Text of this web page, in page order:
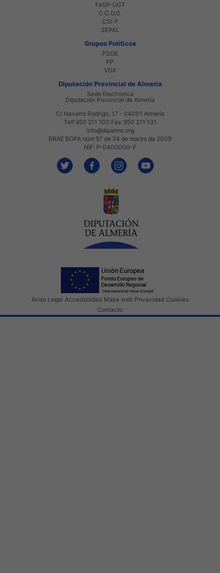
FeSP-UGT
C.C.O.O.
CSI-F
SEPAL
Grupos Políticos
PSOE
PP
VOX
Diputación Provincial de Almería
Sede Electrónica
Diputación Provincial de Almería
C/ Navarro Rodrigo, 17 - 04001 Almería
Telf 950 211 100 Fax: 950 211 131
info@dipalme.org
RRAE BOPA núm 57 de 24 de marzo de 2009
NIF: P-0400000-F
Aviso Legal Accesibilidad Mapa web Privacidad Cookies
Contacto